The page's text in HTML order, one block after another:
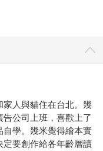
人與貓住在台北。幾
公司上班，喜歡上了
學。幾米覺得繪本實
要創作給各年齡層讀